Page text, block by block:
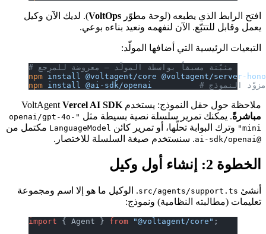
افتح الرابط الذي يطبعه (لوحة مطوّر VoltOps). لديك الآن وكيل
يعمل وقابل للتتبّع. الآن لنفهمه ونعيد بناءه بوعي.
التبعيات الرئيسية التي أضافها المولّد:
# مثبّتة مسبقاً بواسطة المولّد — معروضة للمرجع
npm install @voltagent/core @voltagent/server-
npm install @ai-sdk/openai
# مزوّد النموذج
ملاحظة حول حقل النموذج: يستخدم VoltAgentVercel AI SDK
مباشرةً . يمكنك تمرير سلسلة نصية بسيطة مثل
"openai/gpt-4o-
mini"
وترك البوابة تحلّها، أو تمرير كائنLanguageModel مكتمل من
. سنستخدم صيغة السلسلة للاختصار.
الخطوة 2: إنشاء أول وكيل
أنشئsrc/agents/support.ts . الوكيل ما هو إلا اسم ومجموعة
تعليمات (مطالبته النظامية) ونموذج:
import { Agent } from "@voltagent/core"